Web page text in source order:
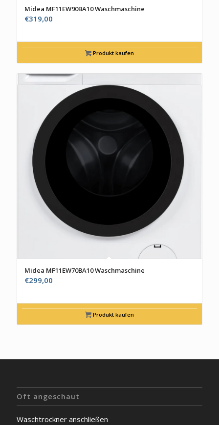
Midea MF11EW90BA10 Waschmaschine
€319,00
Produkt kaufen
Midea MF11EW70BA10 Waschmaschine
€299,00
Produkt kaufen
Oft angeschaut
Waschtrockner anschließen